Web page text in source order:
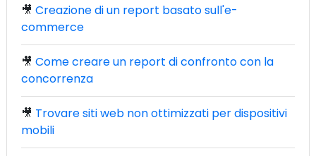
🎥 Creazione di un report basato sull'e-
commerce
🎥 Come creare un report di confronto con la
concorrenza
🎥 Trovare siti web non ottimizzati per dispositivi
mobili